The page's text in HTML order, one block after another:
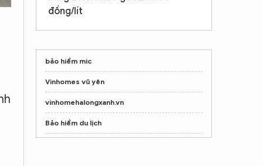
đồng/lít
bảo hiểm mic
Vinhomes vũ yên
vinhomehalongxanh.vn
Bảo hiểm du lịch